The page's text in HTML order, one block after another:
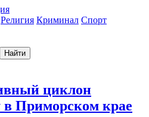
Религия Криминал Спорт
Найти
циклон
в Приморском крае